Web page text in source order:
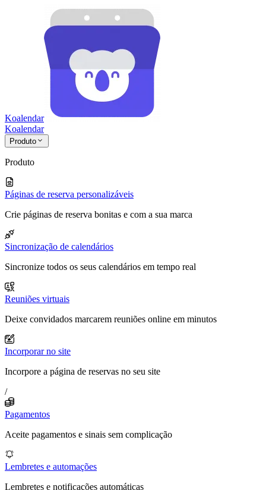
Koalendar
Koalendar
Produto
Produto
Páginas de reserva personalizáveis
Crie páginas de reserva bonitas e com a sua marca
Sincronização de calendários
Sincronize todos os seus calendários em tempo real
Reuniões virtuais
Deixe convidados marcarem reuniões online em minutos
Incorporar no site
Incorpore a página de reservas no seu site
/
Pagamentos
Aceite pagamentos e sinais sem complicação
Lembretes e automações
Lembretes e notificações automáticas